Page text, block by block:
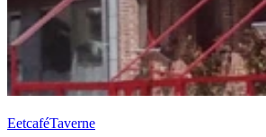
EetcaféTaverne